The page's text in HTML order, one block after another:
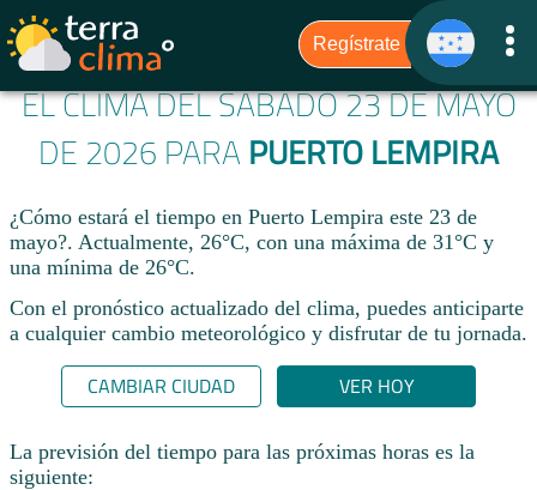
EL CLIMA DEL SÁBADO 23 DE MAYO
DE 2026 PARA PUERTO LEMPIRA
¿Cómo estará el tiempo en Puerto Lempira este 23 de
mayo?. Actualmente, 26°C, con una máxima de 31°C y
una mínima de 26°C.
Con el pronóstico actualizado del clima, puedes anticiparte
a cualquier cambio meteorológico y disfrutar de tu jornada.​
CAMBIAR CIUDAD VER HOY
La previsión del tiempo para las próximas horas es la
siguiente: